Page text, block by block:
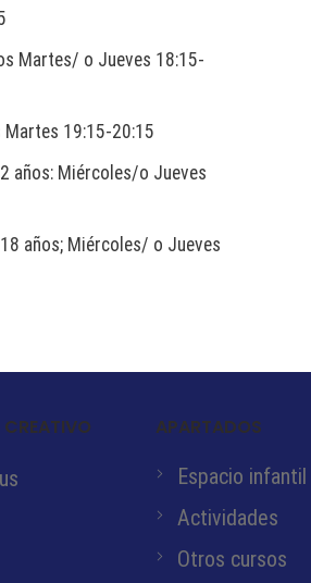
Martes/ o Jueves 18:15-
19:15-20:15
años: Miércoles/o Jueves
años; Miércoles/ o Jueves
APARTADOS
Espacio
Actividades
Otros cursos